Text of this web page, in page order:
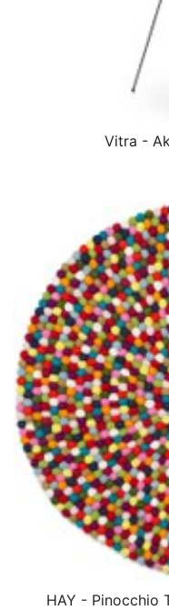
Vitra -
HAY - Pinocchio